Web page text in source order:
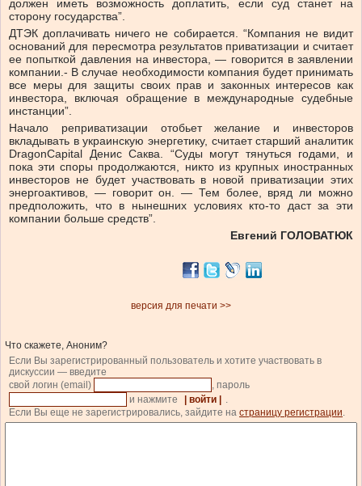
должен иметь возможность доплатить, если суд станет на
сторону государства”.
ДТЭК доплачивать ничего не собирается. “Компания не видит
оснований для пересмотра результатов приватизации и считает
ее попыткой давления на инвестора, — говорится в заявлении
компании.- В случае необходимости компания будет принимать
все меры для защиты своих прав и законных интересов как
инвестора, включая обращение в международные судебные
инстанции”.
Начало реприватизации отобьет желание и инвесторов
вкладывать в украинскую энергетику, считает старший аналитик
DragonCapital Денис Саква. “Суды могут тянуться годами, и
пока эти споры продолжаются, никто из крупных иностранных
инвесторов не будет участвовать в новой приватизации этих
энергоактивов, — говорит он. — Тем более, вряд ли можно
предположить, что в нынешних условиях кто-то даст за эти
компании больше средств”.
Евгений ГОЛОВАТЮК
версия для печати >>
Что скажете, Аноним?
Если Вы зарегистрированный пользователь и хотите участвовать в
дискуссии — введите
свой логин (email)
, пароль
и нажмите
| войти |
.
Если Вы еще не зарегистрировались, зайдите на страницу регистрации.